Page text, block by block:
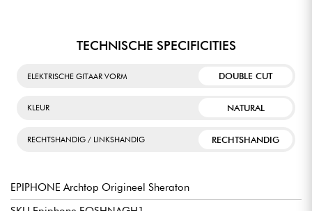
TECHNISCHE SPECIFICITIES
ELEKTRISCHE GITAAR VORM DOUBLE CUT
KLEUR NATURAL
RECHTSHANDIG / LINKSHANDIG RECHTSHANDIG
EPIPHONE Archtop Origineel Sheraton